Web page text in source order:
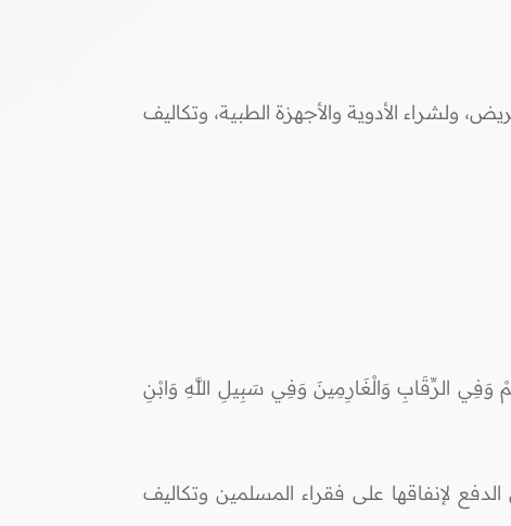
ولشراء الأدوية والأجهزة الطبية، وتكاليف
وَفِي الرِّقَابِ وَالْغَارِمِينَ وَفِي سَبِيلِ اللَّهِ وَابْنِ
الدفع لإنفاقها على فقراء المسلمين وتكاليف